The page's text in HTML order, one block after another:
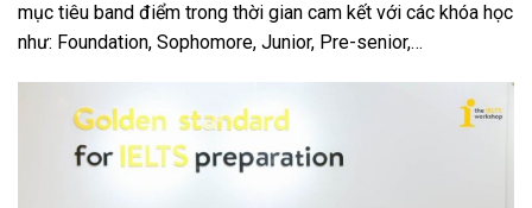
mục tiêu band điểm trong thời gian cam kết với các khóa học
như: Foundation, Sophomore, Junior, Pre-senior,…